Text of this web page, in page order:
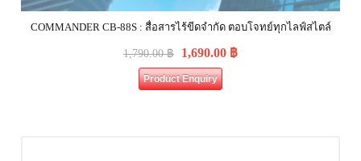
COMMANDER CB-88S : สื่อสารไร้ขีดจำกัด ตอบโจทย์ทุกไลฟ์สไตล์
1,790.00฿ 1,690.00 ฿
Product Enquiry